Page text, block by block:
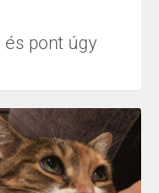
pont úgy